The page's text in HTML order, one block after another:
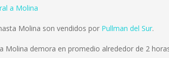
a Molina
Molina son vendidos por Pullman del Sur.
Molina demora en promedio alrededor de 2